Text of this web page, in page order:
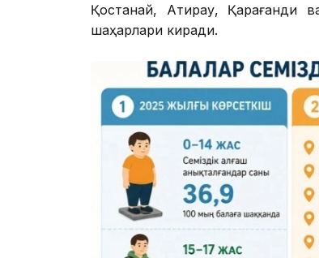
Қостанай, Атирау, Қарағанди
шаҳарлари киради.